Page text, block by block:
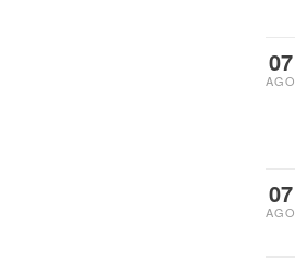
07
AGO
07
AGO